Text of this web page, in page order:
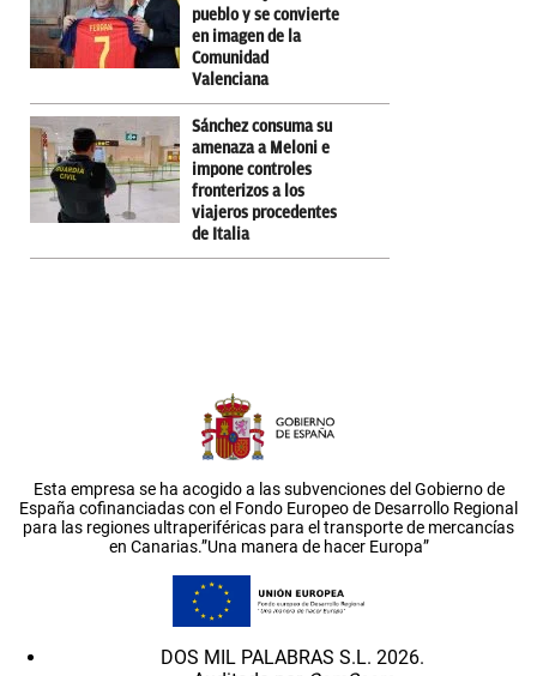
pueblo y se convierte
en imagen de la
Comunidad
Valenciana
Sánchez consuma su
amenaza a Meloni e
impone controles
fronterizos a los
viajeros procedentes
de Italia
Esta empresa se ha acogido a las subvenciones del Gobierno de
España cofinanciadas con el Fondo Europeo de Desarrollo Regional
para las regiones ultraperiféricas para el transporte de mercancías
en Canarias.”Una manera de hacer Europa”
DOS MIL PALABRAS S.L. 2026.